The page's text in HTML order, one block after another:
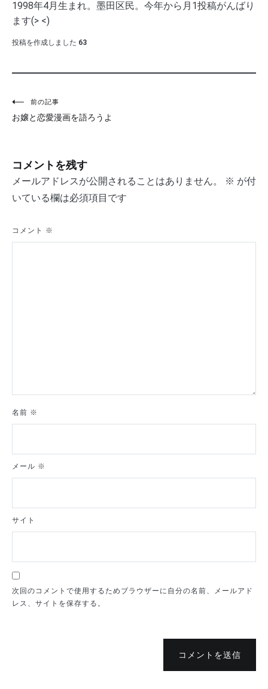
1998年4月生まれ。墨田区民。今年から月1投稿がんばり
ます(> <)
投稿を作成しました 63
投
稿
ビ
ゲ
シ
前の記事
お嬢と恋愛漫画を語ろうよ
コメントを残す
メールアドレスが公開されることはありません。 ※ が付
いている欄は必須項目です
コメント ※
名前 ※
メール ※
サイト
次回のコメントで使用するためブラウザーに自分の名前、メールアド
レス、サイトを保存する。
コメントを送信